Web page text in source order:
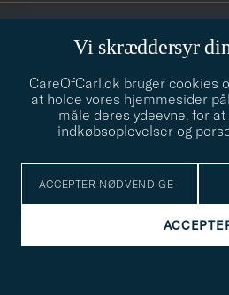
Vi skræddersyr
CareOfCarl.dk bruger cookies
at holde vores hjemmesider
måle deres ydeevne, for
indkøbsoplevelser og
ACCEPTER NØDVENDIGE
info@careofcarl.dk
Behøver du hjælp til at finde din stil?
gerne til!
STILRÅD